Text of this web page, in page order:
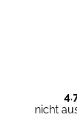
nicht